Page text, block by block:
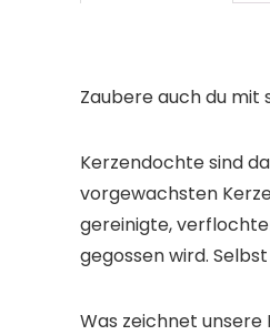
Zaubere auch du mit
Kerzendochte sind
vorgewachsten
gereinigte,
gegossen wird.
Was zeichnet unsere